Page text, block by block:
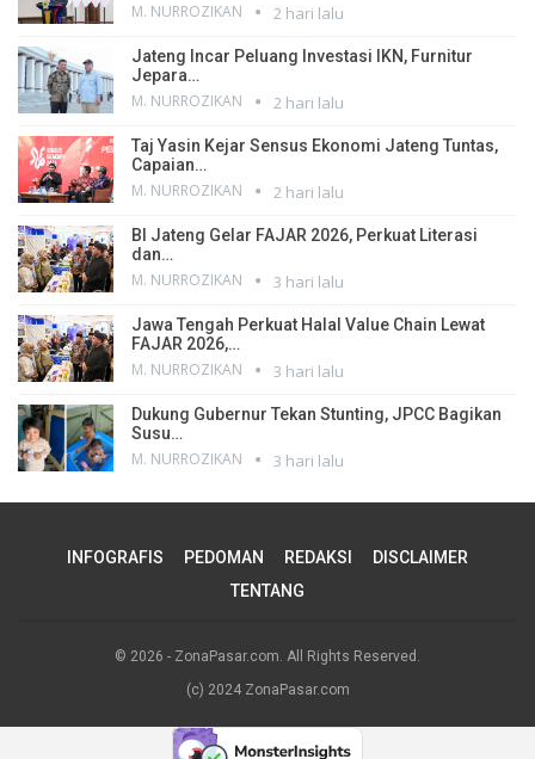
M. NURROZIKAN 2 hari lalu
Jateng Incar Peluang Investasi IKN, Furnitur
Jepara…
M. NURROZIKAN 2 hari lalu
Taj Yasin Kejar Sensus Ekonomi Jateng Tuntas,
Capaian…
M. NURROZIKAN 2 hari lalu
BI Jateng Gelar FAJAR 2026, Perkuat Literasi
dan…
M. NURROZIKAN 3 hari lalu
Jawa Tengah Perkuat Halal Value Chain Lewat
FAJAR 2026,…
M. NURROZIKAN 3 hari lalu
Dukung Gubernur Tekan Stunting, JPCC Bagikan
Susu…
M. NURROZIKAN 3 hari lalu
INFOGRAFIS PEDOMAN REDAKSI
DISCLAIMER
TENTANG
© 2026 - ZonaPasar.com. All Rights Reserved.
(c) 2024 ZonaPasar.com